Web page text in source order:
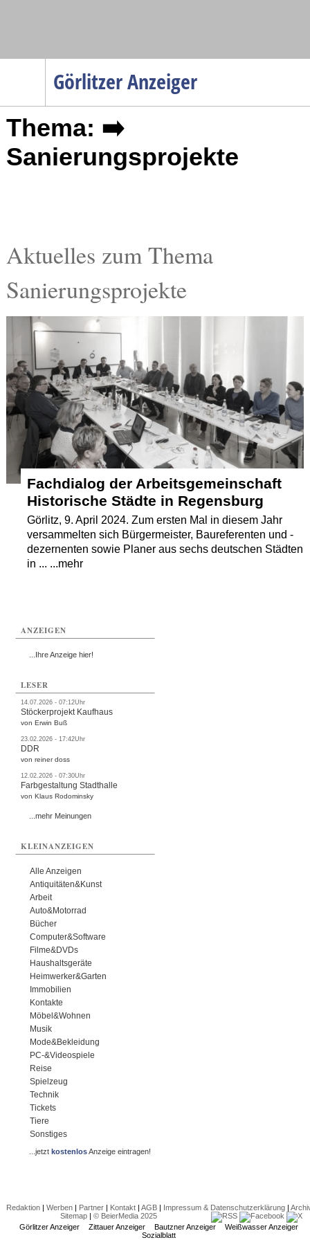
Görlitzer Anzeiger
Menüpunkte
Startseite
Gesellschaft
Gesundheit
Kultur
Termine
Kostenlos
Thema: ➡️
Sanierungsprojekte
Aktuelles zum Thema
Sanierungsprojekte
Fachdialog der Arbeitsgemeinschaft
Historische Städte in Regensburg
Görlitz, 9. April 2024. Zum ersten Mal in diesem Jahr
versammelten sich Bürgermeister, Baureferenten und -
dezernenten sowie Planer aus sechs deutschen Städten
in ... ...mehr
ANZEIGEN
...Ihre Anzeige hier!
LESER
14.07.2026 - 07:12Uhr
Stöckerprojekt Kaufhaus
von Erwin Buß
23.02.2026 - 17:42Uhr
DDR
von reiner doss
12.02.2026 - 07:30Uhr
Farbgestaltung Stadthalle
von Klaus Rodominsky
...mehr Meinungen
KLEINANZEIGEN
Alle Anzeigen
Antiquitäten&Kunst
Arbeit
Auto&Motorrad
Bücher
Computer&Software
Filme&DVDs
Haushaltsgeräte
Heimwerker&Garten
Immobilien
Kontakte
Möbel&Wohnen
Musik
Mode&Bekleidung
PC-&Videospiele
Reise
Spielzeug
Technik
Tickets
Tiere
Sonstiges
...jetztkostenlosAnzeige eintragen!
Redaktion| Werben| Partner| Kontakt| AGB| Impressum & Datenschutzerklärung|
Sitemap| © BeierMedia 2025
Görlitzer Anzeiger
Zittauer Anzeiger Bautzner Anzeiger
Weißwasser Anzeiger
Sozialblatt